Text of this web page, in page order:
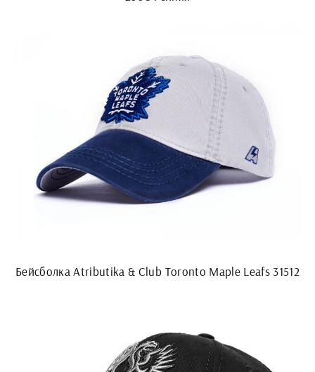
Бейсболка Atributika & Club Toronto Maple Leafs 31512